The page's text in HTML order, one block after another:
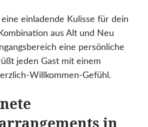
einladende Kulisse für dein
aus Alt und Neu
eine persönliche
jeden Gast mit einem
Willkommen-Gefühl.
in